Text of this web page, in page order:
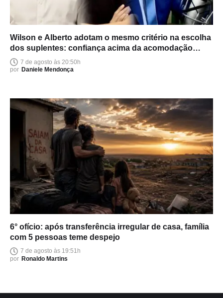
Wilson e Alberto adotam o mesmo critério na escolha
dos suplentes: confiança acima da acomodação
política
7 de agosto às 20:50h
por Daniele Mendonça
6° ofício: após transferência irregular de casa, família
com 5 pessoas teme despejo
7 de agosto às 19:51h
por Ronaldo Martins